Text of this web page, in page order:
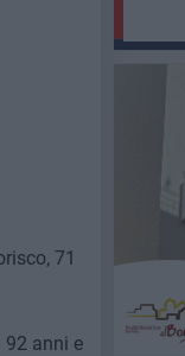
71
anni e